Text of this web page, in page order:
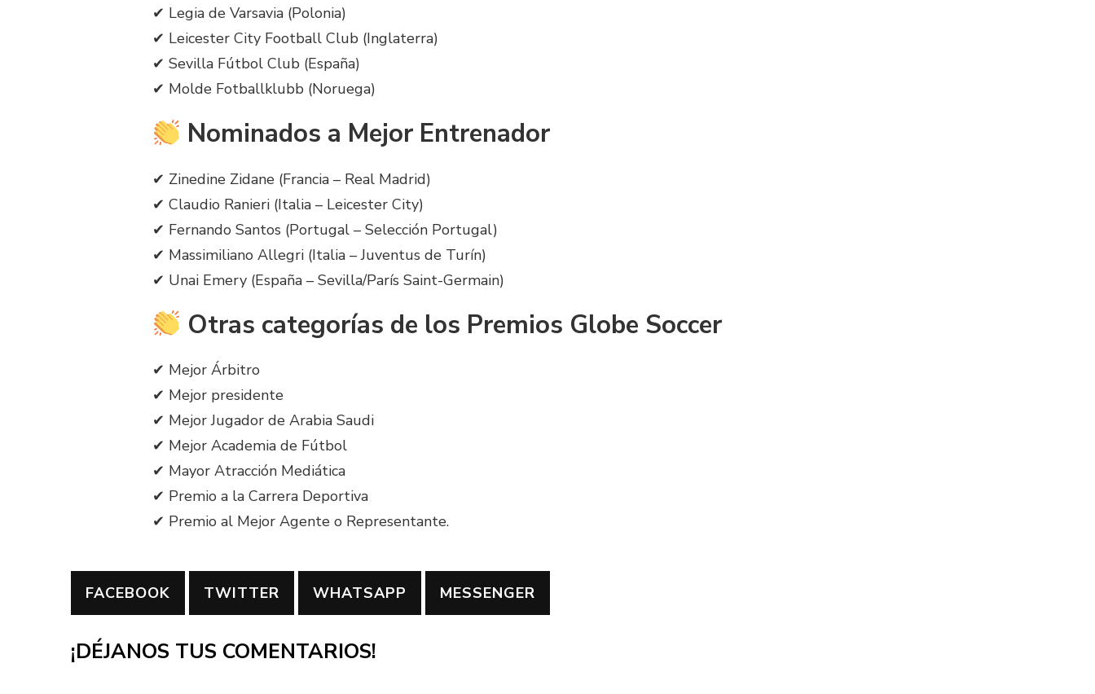
✔ Legia de Varsavia (Polonia)
✔ Leicester City Football Club (Inglaterra)
✔ Sevilla Fútbol Club (España)
✔ Molde Fotballklubb (Noruega)
Nominados a Mejor Entrenador
✔ Zinedine Zidane (Francia – Real Madrid)
✔ Claudio Ranieri (Italia – Leicester City)
✔ Fernando Santos (Portugal – Selección Portugal)
✔ Massimiliano Allegri (Italia – Juventus de Turín)
✔ Unai Emery (España – Sevilla/París Saint-Germain)
Otras categorías de los Premios Globe Soccer
✔ Mejor Árbitro
✔ Mejor presidente
✔ Mejor Jugador de Arabia Saudi
✔ Mejor Academia de Fútbol
✔ Mayor Atracción Mediática
✔ Premio a la Carrera Deportiva
✔ Premio al Mejor Agente o Representante.
FACEBOOK TWITTER WHATSAPP MESSENGER
¡DÉJANOS TUS COMENTARIOS!